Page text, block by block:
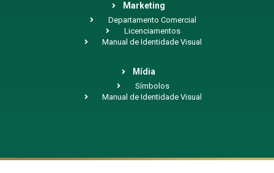
Marketing
Departamento Comercial
Licenciamentos
Manual de Identidade Visual
Mídia
Símbolos
Manual de Identidade Visual